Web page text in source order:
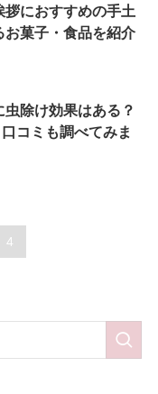
拶におすすめの手土
お菓子・食品を紹介
虫除け効果はある？
コミも調べてみま
4